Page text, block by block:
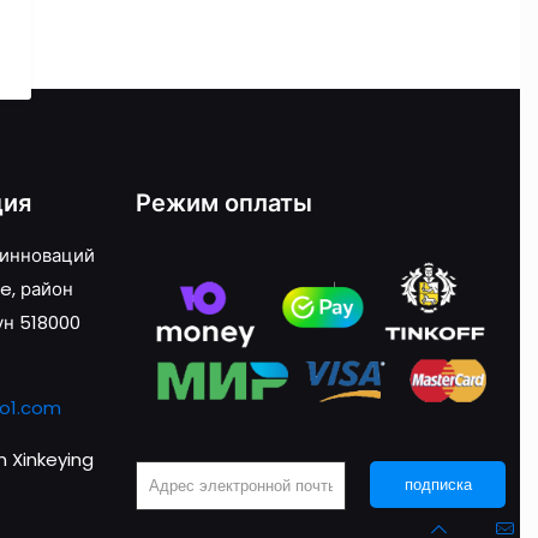
район
518000
Xinkeying
Режим оплаты